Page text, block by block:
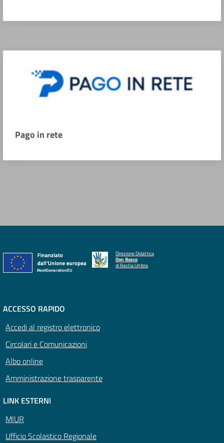
Pago in rete
Direzione Didattica
Don Bosco
di Bastia Umbra
ACCESSO RAPIDO
Accedi al registro elettronico
Circolari e Comunicazioni
Albo online
Amministrazione trasparente
LINK ESTERNI
MIUR
Ufficio Scolastico Regionale